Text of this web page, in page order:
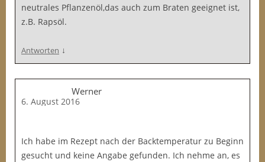
neutrales Pflanzenöl,das auch zum Braten geeignet ist,
z.B. Rapsöl.
Antworten ↓
Werner
6. August 2016
Ich habe im Rezept nach der Backtemperatur zu Beginn
gesucht und keine Angabe gefunden. Ich nehme an, es